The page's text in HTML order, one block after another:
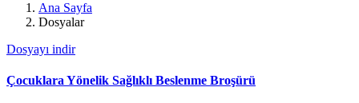
Ana Sayfa
Dosyalar
Dosyayı indir
Çocuklara Yönelik Sağlıklı Beslenme Broşürü